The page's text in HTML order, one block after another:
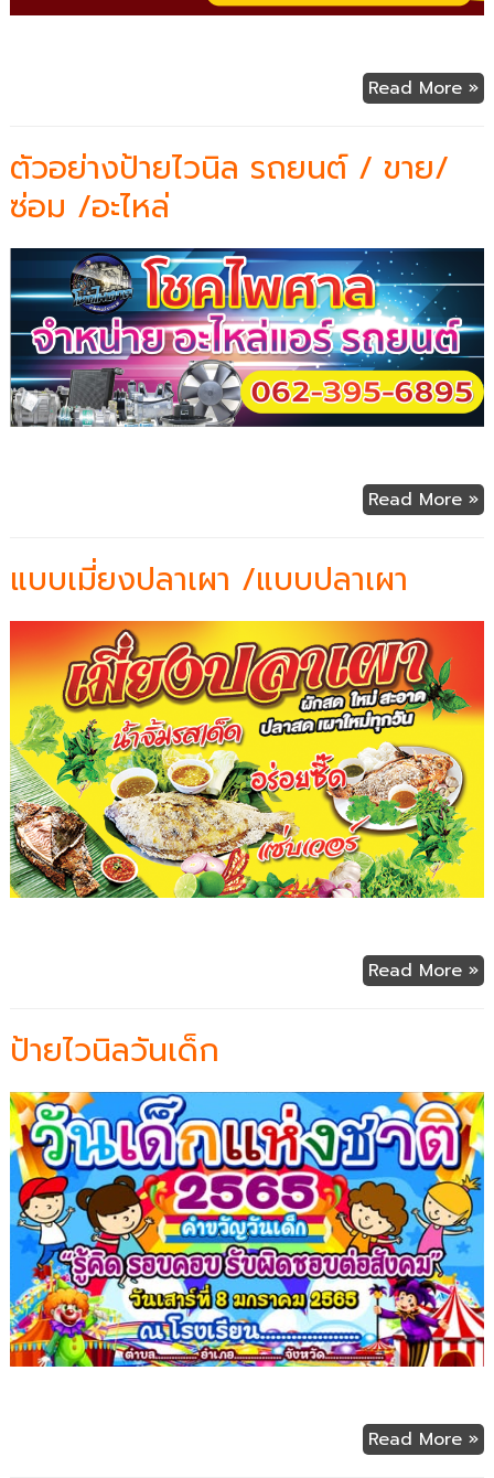
Read More »
ตัวอย่างป้ายไวนิล รถยนต์ / ขาย/
ซ่อม /อะไหล่
Read More »
แบบเมี่ยงปลาเผา /แบบปลาเผา
Read More »
ป้ายไวนิลวันเด็ก
Read More »